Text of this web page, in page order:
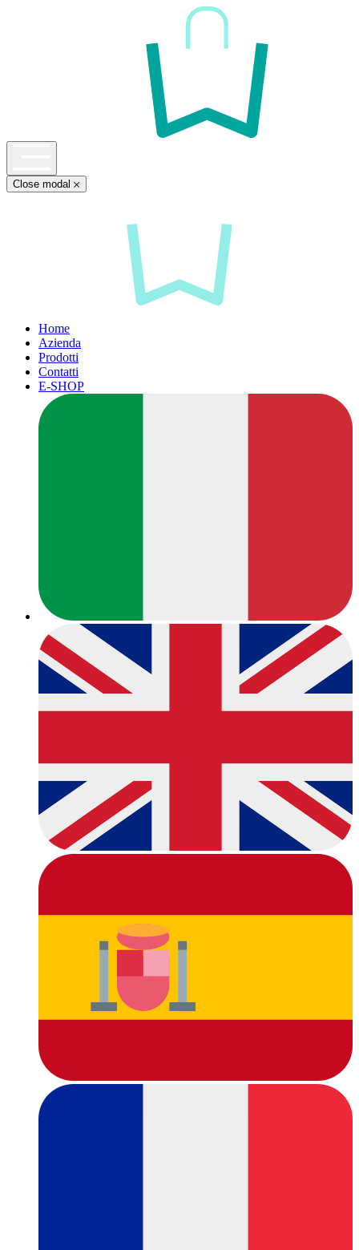
Close modal
Home
Azienda
Prodotti
Contatti
E-SHOP